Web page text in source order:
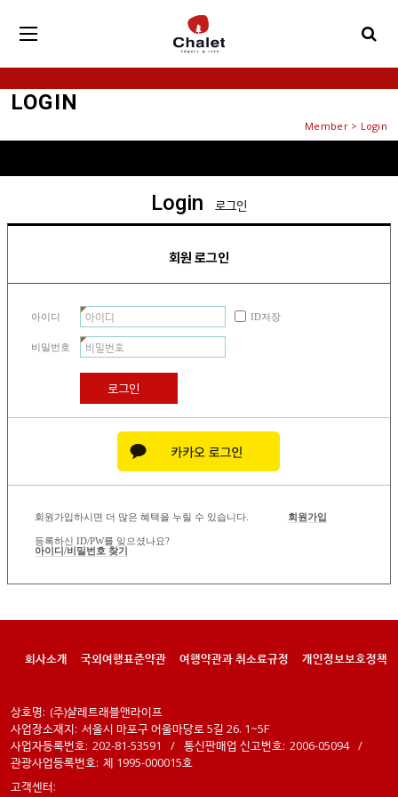
LOGIN
Member > Login
Login 로그인
회원 로그인
아이디 ID저장
비밀번호
로그인
회원가입하시면 더 많은 혜택을 누릴 수 있습니다. 회원가입
등록하신 ID/PW를 잊으셨나요?
아이디/비밀번호 찾기
회사소개 국외여행표준약관 여행약관과 취소료규정 개인정보보호정책
상호명: (주)샬레트래블앤라이프
사업장소재지: 서울시 마포구 어울마당로 5길 26. 1~5F
사업자등록번호: 202-81-53591 / 통신판매업 신고번호: 2006-05094 /
관광사업등록번호: 제 1995-000015호
고객센터: